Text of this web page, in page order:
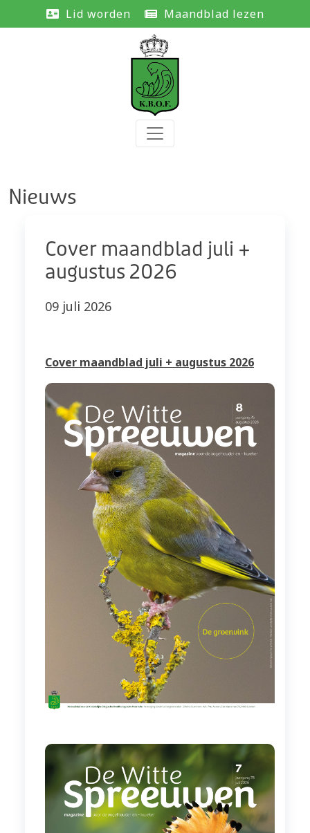
Lid worden Maandblad lezen
Nieuws
Cover maandblad juli +
augustus 2026
09 juli 2026
Cover maandblad juli + augustus 2026